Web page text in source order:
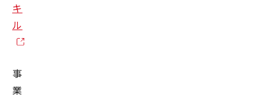
キ
ル
事
業